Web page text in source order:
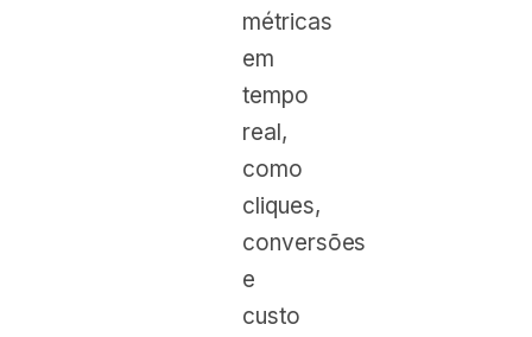
métricas
em
tempo
real,
como
cliques,
conversões
e
custo